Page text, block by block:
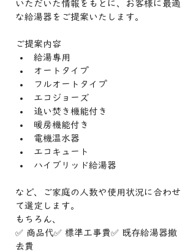
いただいた情報をもとに、お客様に最適
な給湯器をご提案いたします。
ご提案内容
給湯専用
オートタイプ
フルオートタイプ
エコジョーズ
追い焚き機能付き
暖房機能付き
電機温水器
エコキュート
ハイブリッド給湯器
など、ご家庭の人数や使用状況に合わせ
て選定します。
もちろん、
✅ 商品代✅ 標準工事費✅ 既存給湯器撤
去費